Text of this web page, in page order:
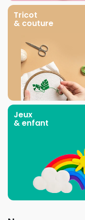
Tricot
& couture
Jeux
& enfant